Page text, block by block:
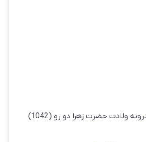
ولادت حضرت زهرا دو رو (1042)